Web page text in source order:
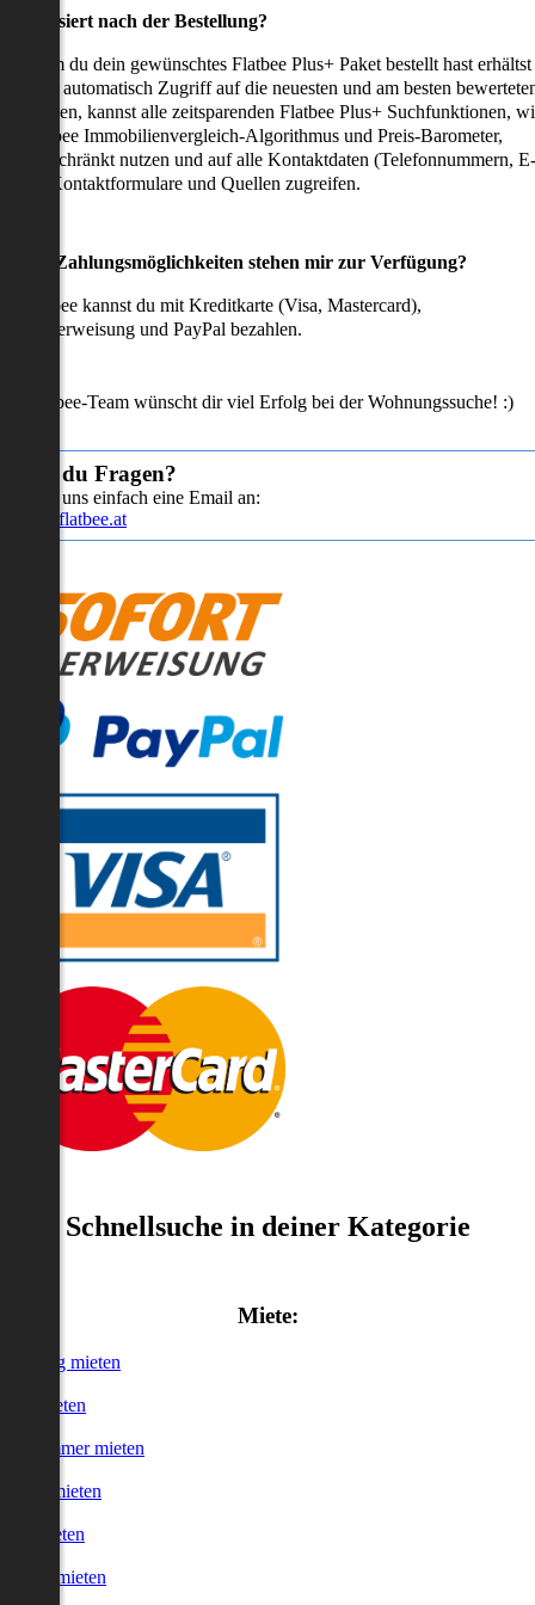
passiert nach der Bestellung?
du dein gewünschtes Flatbee Plus+ Paket bestellt hast erhältst
sofort automatisch Zugriff auf die neuesten und am besten
kannst alle zeitsparenden Flatbee Plus+ Suchfunktionen,
Flatbee Immobilienvergleich-Algorithmus und Preis-Barometer,
nutzen und auf alle Kontaktdaten (Telefonnummern, E-
Kontaktformulare und Quellen zugreifen.
Zahlungsmöglichkeiten stehen mir zur Verfügung?
Flatbee kannst du mit Kreditkarte (Visa, Mastercard),
und PayPal bezahlen.
Flatbee-Team wünscht dir viel Erfolg bei der Wohnungssuche! :)
Hast du Fragen?
Sende uns einfach eine Email an:
info@flatbee.at
Schnellsuche in deiner Kategorie
Miete:
mieten
mieten
Zimmer mieten
mieten
mieten